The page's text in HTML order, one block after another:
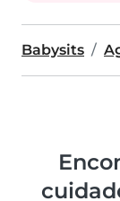
Babysits